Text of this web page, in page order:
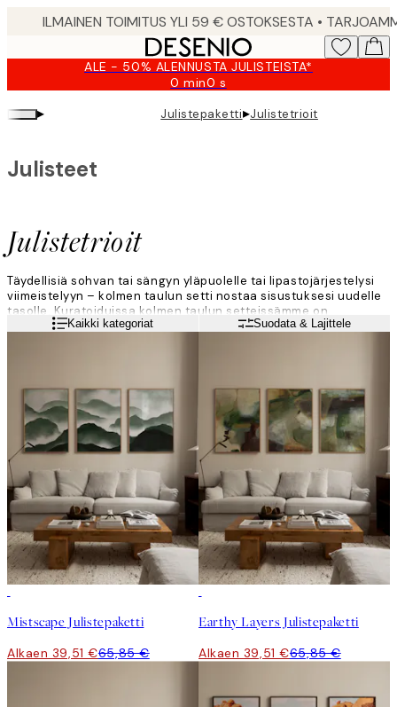
ALE - 50% ALENNUSTA JULISTEISTA*
0 min0 s
Voimassa
asti:
2026-
▸ Julistepaketti▸Julistetrioit
Julistetrioit
Julisteet
Täydellisiä sohvan tai sängyn yläpuolelle tai lipastojärjestelysi
viimeistelyyn – kolmen taulun setti nostaa sisustuksesi uudelle
tasolle. Kuratoiduissa kolmen taulun setteissämme on
luontokuvia, maisemia ja abstrakteja tauluja monenlaisilla
Lue lisää Kaikki kategoriat Suodata & Lajittele
Mistscape Julistepaketti
Alkaen 39,51 €65,85 €
Earthy Layers Julistepaketti
Alkaen 39,51 €65,85 €